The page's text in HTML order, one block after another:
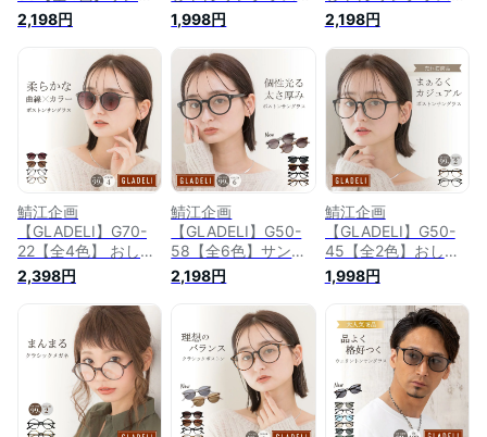
ラス クラシック メ
タル 伊達メガネ 鯖
江 グラデリ 新色 新
型2025 レディース
メンズ サングラス
小さめ クリア おし
ゃれ クラシック ボ
ストン カラーレンズ
紫外線カット UVカ
ット ドライブ スポ
ーツ 花粉 花粉症
NEW Q
2,198円
伊達メガネ グラデリ
クラシック だてめが
ね 伊達眼鏡 クリア
ブルー グレー ブラ
ウン 紫外線 UVカッ
ト クリアレンズ ド
ライブ 花粉 花粉症
1,998円
伊達メガネ グラデリ
クラシック コンビ
だてめがね ボストン
グレー ブラウン ク
リア ゴールド クリ
アレンズ カラーレン
ズ UVカット UV400
紫外線カット Q
2,198円
鯖江企画
【GLADELI】G70-
22【全4色】 おしゃ
れ サングラス 鯖江
伊達メガネ 【 グラ
デリ 】 クラシック
伊達眼鏡 ブラック
ブラウン クリアレン
ズ UV99％カット 紫
外線カット Q
2,398円
鯖江企画
【GLADELI】G50-
58【全6色】サング
ラス ボストン 伊達
メガネ 鯖江【送料無
料】グラデリ 新色
新型2025 ミラー サ
ングラス ブラウン
小さめ クリア おし
ゃれ クラシック 紫
外線カット UVカッ
ト 花粉 花粉症 Q
2,198円
鯖江企画
【GLADELI】G50-
45【全2色】おしゃ
れ サングラス 伊達
メガネ 【送料無料】
グラデリ クラシック
ボストン ブラウン
UVカット 紫外線カ
ット クリアレンズ
かわいい Q
1,998円